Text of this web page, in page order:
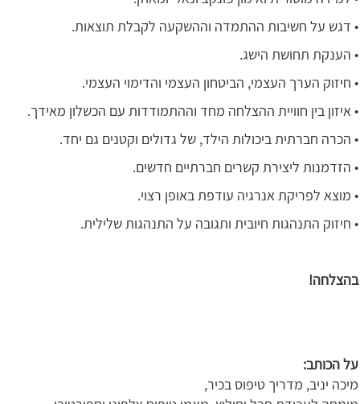
• דגש על חשיבות ההתמדה וההשקעה לקבלת תוצאות.
• הענקת תחושת הישג.
• חיזוק הערך העצמי, הביטחון העצמי והדימוי העצמי.
• איזון בין חוויית ההצלחה מחד וההתמודדות עם הכשלון מאידך.
• הכרה חברתית ביכולות הילד, של גדולים וקטנים גם יחד.
• הזדמנות ליצירת קשרים חברתיים חדשים.
• מוצא לפריקת אנרגיה עודפת באופן רצוי.
• חיזוק התנהגות חיובית ותגובה על התנהגות שלילית.
בהצלחה!
על הכותב:
מיכה יניב, מדריך טיפוס בכיר,